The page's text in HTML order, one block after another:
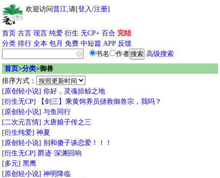
欢迎访问晋江,请[登入/注册]
首页 古言 现言 纯爱 衍生 无CP+ 百合 完结
分类 排行 全本 包月 免费 中短篇 APP 反馈
书名
作者
高级搜索
首页>分类>御兽
排序方式：
[原创轻小说] 你好，灵魂掠鲸之地
[衍生无CP]
【剑三】乘黄饲养员拯救御兽宗，我吗？
[原创轻小说] 与鱼同行
[二次元言情] 大唐娘子传之三
[衍生纯爱] 神夏
[原创轻小说] 别和傻子谈恋爱！！！
[衍生无CP] 爵迹·深渊回响
[多元] 黑鹰
[原创轻小说] 神明降临